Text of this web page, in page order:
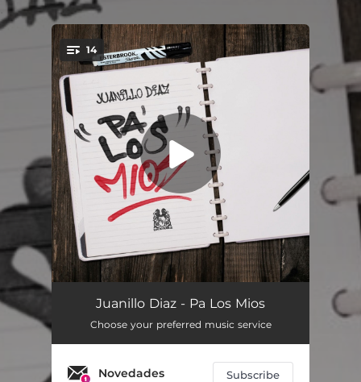
You're all set!
14
Así No más 02:38
Yo Lo Di Todo 03:09
03:21
Juanillo Diaz - Pa Los Mios
Choose your preferred music service
Novedades Subscribe